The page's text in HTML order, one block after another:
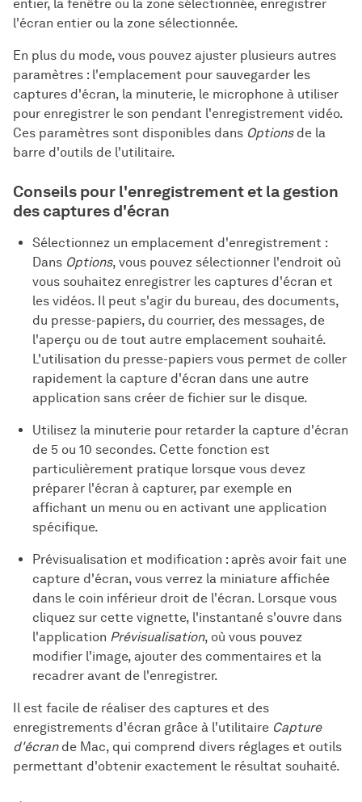
entier, la fenêtre ou la zone sélectionnée, enregistrer
l'écran entier ou la zone sélectionnée.
En plus du mode, vous pouvez ajuster plusieurs autres
paramètres : l'emplacement pour sauvegarder les
captures d'écran, la minuterie, le microphone à utiliser
pour enregistrer le son pendant l'enregistrement vidéo.
Ces paramètres sont disponibles dans Optionsde la
barre d'outils de l'utilitaire.
Conseils pour l'enregistrement et la gestion
des captures d'écran
Sélectionnez un emplacement d'enregistrement :
Dans Options, vous pouvez sélectionner l'endroit où
vous souhaitez enregistrer les captures d'écran et
les vidéos. Il peut s'agir du bureau, des documents,
du presse-papiers, du courrier, des messages, de
l'aperçu ou de tout autre emplacement souhaité.
L'utilisation du presse-papiers vous permet de coller
rapidement la capture d'écran dans une autre
application sans créer de fichier sur le disque.
Utilisez la minuterie pour retarder la capture d'écran
de 5 ou 10 secondes. Cette fonction est
particulièrement pratique lorsque vous devez
préparer l'écran à capturer, par exemple en
affichant un menu ou en activant une application
spécifique.
Prévisualisation et modification : après avoir fait une
capture d'écran, vous verrez la miniature affichée
dans le coin inférieur droit de l'écran. Lorsque vous
cliquez sur cette vignette, l'instantané s'ouvre dans
l'application Prévisualisation, où vous pouvez
modifier l'image, ajouter des commentaires et la
recadrer avant de l'enregistrer.
Il est facile de réaliser des captures et des
enregistrements d'écran grâce à l'utilitaire Capture
d'écrande Mac, qui comprend divers réglages et outils
permettant d'obtenir exactement le résultat souhaité.